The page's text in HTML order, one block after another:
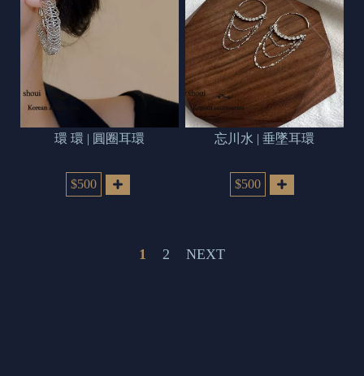
環 環 | 圓圈耳環
$500
忘川水 | 垂墜耳環
$500
1 2